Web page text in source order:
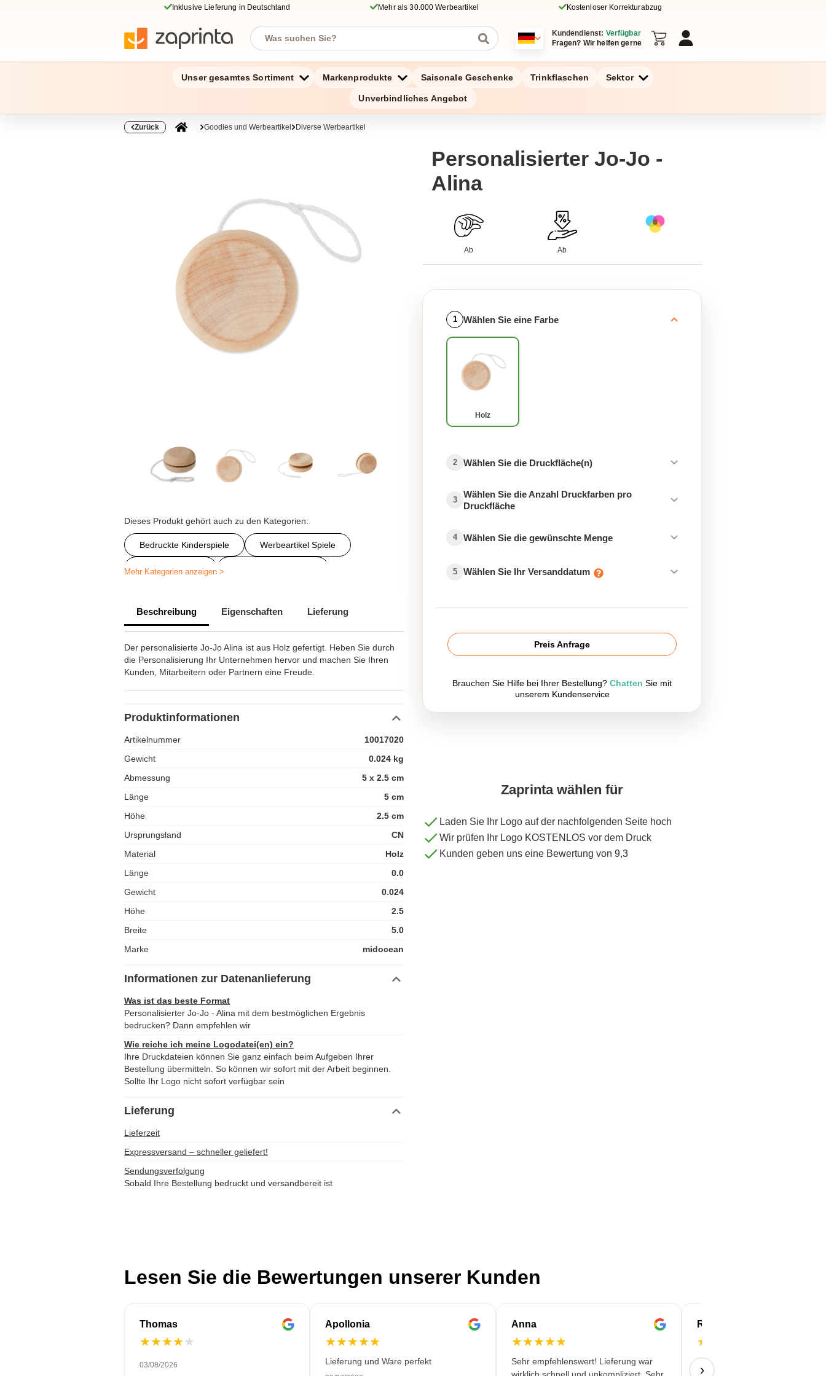
Inklusive Lieferung in Deutschland Mehr als 30.000 Werbeartikel Kostenloser Korrekturabzug
Kundendienst: Verfügbar
Fragen? Wir helfen gerne
Unser gesamtes Sortiment Markenprodukte Saisonale Geschenke Trinkflaschen Sektor
Unverbindliches Angebot
Zurück Goodies und Werbeartikel Diverse Werbeartikel
Dieses Produkt gehört auch zu den Kategorien:
Bedruckte Kinderspiele Werbeartikel Spiele
Bedruckte Jojos
Mehr Kategorien anzeigen >
Beschreibung Eigenschaften Lieferung
Der personalisierte Jo-Jo Alina ist aus Holz gefertigt. Heben Sie durch
die Personalisierung Ihr Unternehmen hervor und machen Sie Ihren
Kunden, Mitarbeitern oder Partnern eine Freude.
Produktinformationen
Artikelnummer
10017020
Gewicht
0.024 kg
Abmessung
5 x 2.5 cm
Länge
5 cm
Höhe
2.5 cm
Ursprungsland
CN
Material
Holz
Länge
0.0
Gewicht
0.024
Höhe
2.5
Breite
5.0
Marke
midocean
Informationen zur Datenanlieferung
Was ist das beste Format
Personalisierter Jo-Jo - Alina mit dem bestmöglichen Ergebnis
bedrucken? Dann empfehlen wir
Wie reiche ich meine Logodatei(en) ein?
Ihre Druckdateien können Sie ganz einfach beim Aufgeben Ihrer
Bestellung übermitteln. So können wir sofort mit der Arbeit beginnen.
Sollte Ihr Logo nicht sofort verfügbar sein
Lieferung
Lieferzeit
Expressversand – schneller geliefert!
Sendungsverfolgung
Sobald Ihre Bestellung bedruckt und versandbereit ist
Personalisierter Jo-Jo -
Alina
Ab Ab
1 Wählen Sie eine Farbe
Holz
2 Wählen Sie die Druckfläche(n)
3
Wählen Sie die Anzahl Druckfarben pro
Druckfläche
4 Wählen Sie die gewünschte Menge
5 Wählen Sie Ihr Versanddatum
Preis Anfrage
Brauchen Sie Hilfe bei Ihrer Bestellung? Chatten Sie mit
unserem Kundenservice
Zaprinta wählen für
Laden Sie Ihr Logo auf der nachfolgenden Seite hoch
Wir prüfen Ihr Logo KOSTENLOS vor dem Druck
Kunden geben uns eine Bewertung von 9,3
Lesen Sie die Bewertungen unserer Kunden
Thomas
★★★★★
03/08/2026
Apollonia
★★★★★
Lieferung und Ware perfekt
Anna
★★★★★
Sehr empfehlenswert! Lieferung war
Rachida
★
Professionelles Auftreten. Klare
›